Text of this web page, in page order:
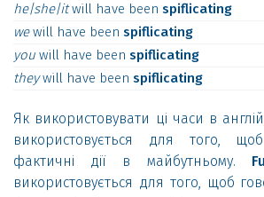
he|she|itwill have been spiflicating
wewill have been spiflicating
you will have been spiflicating
theywill have been spiflicating
Як використовувати ці часи в
використовується для того,
фактичні дії в майбутньому.
використовується для того, щоб